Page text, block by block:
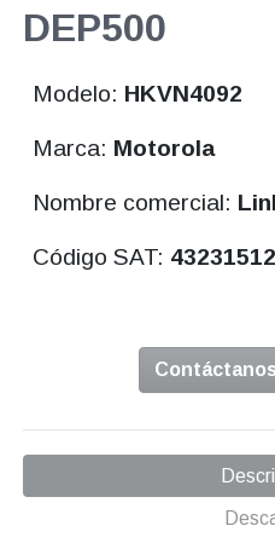
DEP500
Modelo: HKVN4092
Marca: Motorola
Nombre comercial:
Código SAT: 43231512